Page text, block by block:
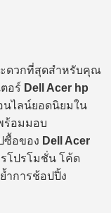
ะดวกที่สุดสำหรับคุณ
อร์ Dell Acer hp
นไลน์ยอดนิยมใน
ร้อมมอบ
ซื้อของ Dell Acer
โปรโมชั่น โค้ด
ำการช้อปปิ้ง